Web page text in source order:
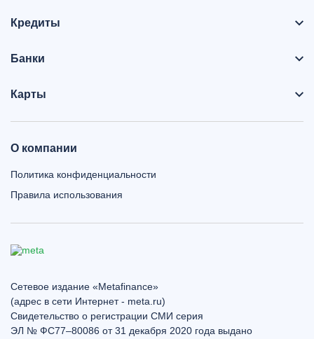
Кредиты
Банки
Карты
О компании
Политика конфиденциальности
Правила использования
Сетевое издание «Metafinance»
(адрес в сети Интернет - meta.ru)
Свидетельство о регистрации СМИ серия
ЭЛ № ФС77–80086 от 31 декабря 2020 года выдано